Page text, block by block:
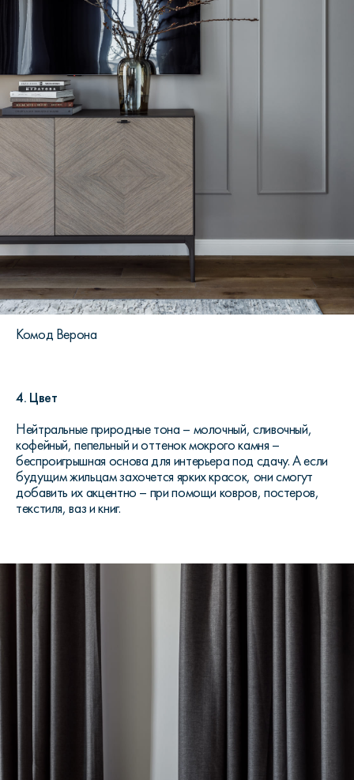
Комод Верона
4. Цвет
Нейтральные природные тона – молочный, сливочный,
кофейный, пепельный и оттенок мокрого камня –
беспроигрышная основа для интерьера под сдачу. А если
будущим жильцам захочется ярких красок, они смогут
добавить их акцентно – при помощи ковров, постеров,
текстиля, ваз и книг.